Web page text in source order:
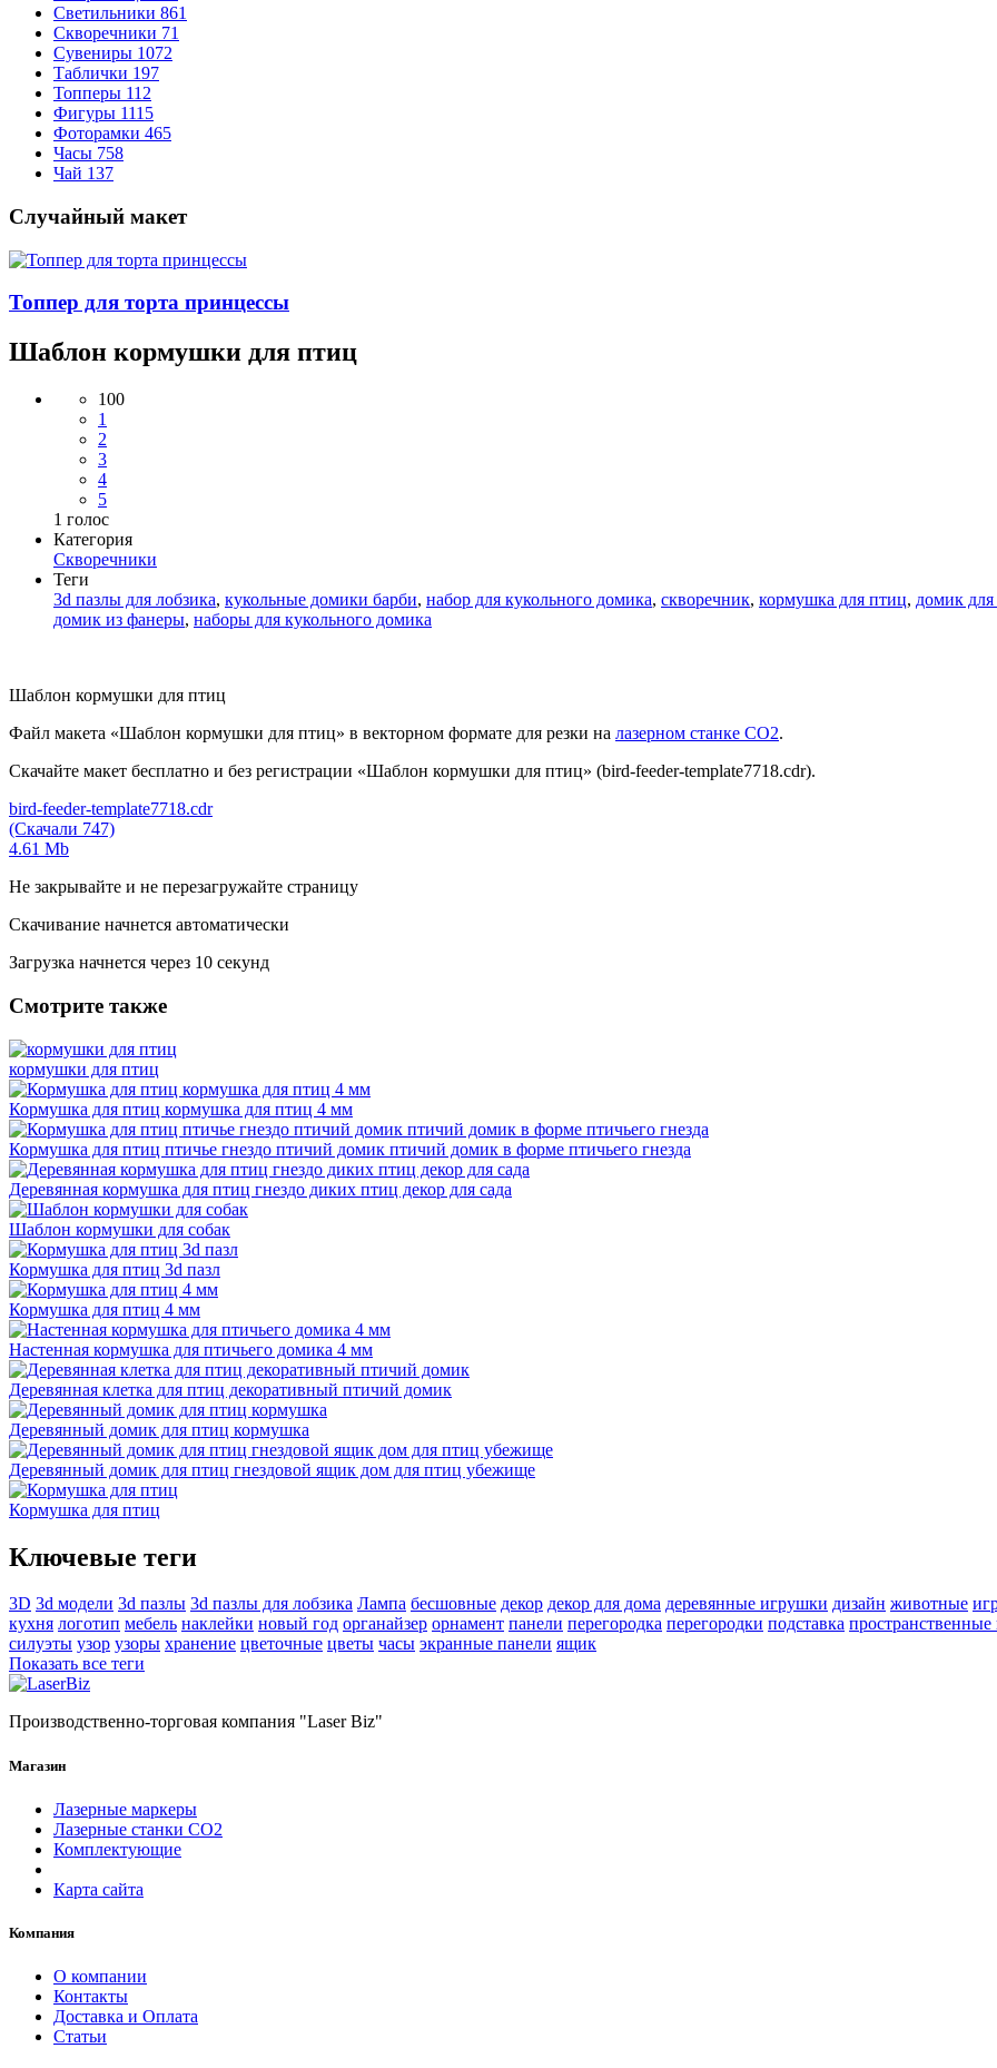
Светильники 861
Скворечники 71
Сувениры 1072
Таблички 197
Топперы 112
Фигуры 1115
Фоторамки 465
Часы 758
Чай 137
Случайный макет
Топпер для торта принцессы
Шаблон кормушки для птиц
100
1
2
3
4
5
1 голос
Категория
Скворечники
Теги
3d пазлы для лобзика, кукольные домики барби, набор для кукольного домика, скворечник, кормушка для птиц, домик
домик из фанеры, наборы для кукольного домика
Шаблон кормушки для птиц
Файл макета «Шаблон кормушки для птиц» в векторном формате для резки на лазерном станке СО2.
Скачайте макет бесплатно и без регистрации «Шаблон кормушки для птиц» (bird-feeder-template7718.cdr).
bird-feeder-template7718.cdr
(Скачали 747)
4.61 Mb
Не закрывайте и не перезагружайте страницу
Скачивание начнется автоматически
Загрузка начнется через 10 секунд
Смотрите также
кормушки для птиц
Кормушка для птиц кормушка для птиц 4 мм
Кормушка для птиц птичье гнездо птичий домик птичий домик в форме птичьего гнезда
Деревянная кормушка для птиц гнездо диких птиц декор для сада
Шаблон кормушки для собак
Кормушка для птиц 3d пазл
Кормушка для птиц 4 мм
Настенная кормушка для птичьего домика 4 мм
Деревянная клетка для птиц декоративный птичий домик
Деревянный домик для птиц кормушка
Деревянный домик для птиц гнездовой ящик дом для птиц убежище
Кормушка для птиц
Ключевые теги
3D 3d модели 3d пазлы 3d пазлы для лобзика Лампа бесшовные декор декор для дома деревянные игрушки дизайн животные
кухня логотип мебель наклейки новый год органайзер орнамент панели перегородка перегородки подставка пространственные
силуэты узор узоры хранение цветочные цветы часы экранные панели ящик
Показать все теги
Производственно-торговая компания "Laser Biz"
Магазин
Лазерные маркеры
Лазерные станки СО2
Комплектующие
Карта сайта
Компания
О компании
Контакты
Доставка и Оплата
Статьи